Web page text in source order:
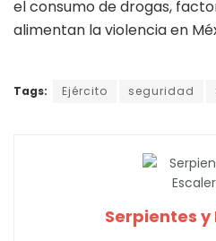
el consumo de drogas,
alimentan la violencia en
Tags: Ejército seguridad
Serpientes y